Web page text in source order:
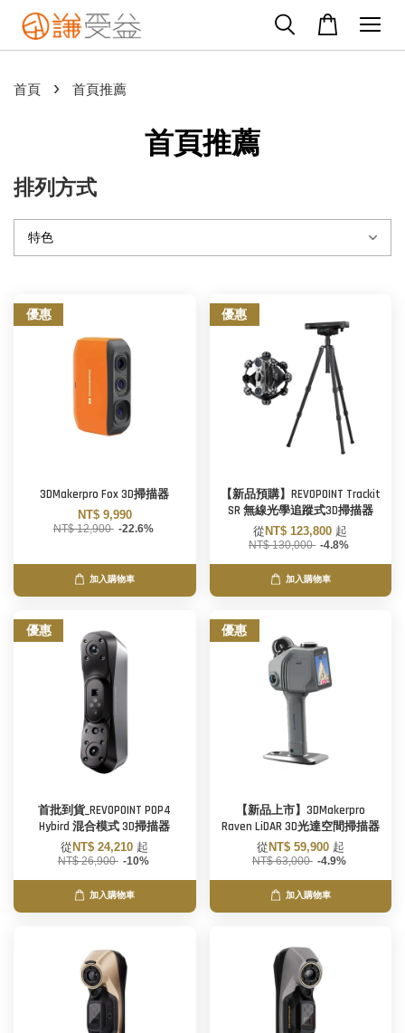
首頁 › 首頁推薦
首頁推薦
排列方式
優惠
3DMakerpro Fox 3D掃描器
NT$ 9,990
NT$ 12,900 -22.6%
加入購物車
優惠
【新品預購】REVOPOINT Trackit
SR 無線光學追蹤式3D掃描器
從NT$ 123,800 起
NT$ 130,000 -4.8%
加入購物車
優惠
首批到貨_REVOPOINT POP4
Hybird 混合模式 3D掃描器
從NT$ 24,210 起
NT$ 26,900 -10%
加入購物車
優惠
【新品上市】3DMakerpro
Raven LiDAR 3D光達空間掃描器
從NT$ 59,900 起
NT$ 63,000 -4.9%
加入購物車